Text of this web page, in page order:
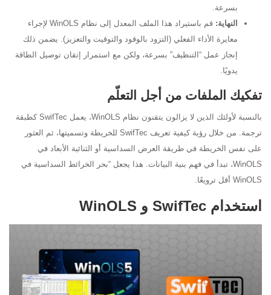
بسرعة.
النهاية:
قم باستيراد هذا الملف المعدل إلى نظام WinOLS لإجراء
معايرة الأداء الفعلي (التزود بالوقود والتوقيت والتعزيز). يضمن ذلك
إنجاز عمل “التنظيف” بسرعة، ولكن مع استمرار إتقان توصيل الطاقة
يدويًا.
تفكيك الملفات من أجل التعلّم
بالنسبة لأولئك الذين لا يزالون يتقنون نظام WinOLS، يعمل SwifTec كطبقة
ترجمة. من خلال رؤية كيفية تعريف SwifTec للخريطة وتسميتها، ثم العثور
على نفس الخريطة في طريقة العرض السداسية أو الثنائية الأبعاد في
WinOLS، تبدأ في فهم بنية البيانات. هذا يجعل “بحر الخرائط السداسية في
WinOLS أقل ترويعًا.
استخدام SwifTec و WinOLS